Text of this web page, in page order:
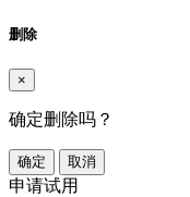
删除
×
确定删除吗？
确定 取消
申请试用